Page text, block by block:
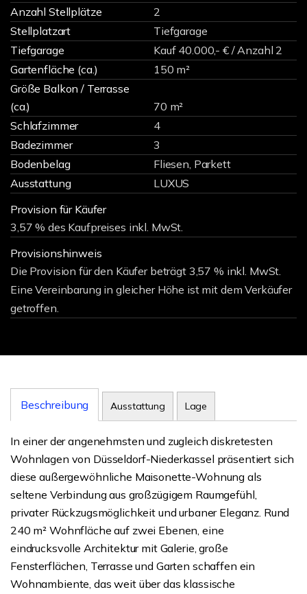
Anzahl Stellplätze
2
Stellplatzart
Tiefgarage
Tiefgarage
Kauf 40.000,- € / Anzahl 2
Gartenfläche (ca.)
150 m²
Größe Balkon / Terrasse
(ca.)
70 m²
Schlafzimmer
4
Badezimmer
3
Bodenbelag
Fliesen, Parkett
Ausstattung
LUXUS
Provision für Käufer
3,57 % des Kaufpreises inkl. MwSt.
Provisionshinweis
Die Provision für den Käufer beträgt 3,57 % inkl. MwSt.
Eine Vereinbarung in gleicher Höhe ist mit dem Verkäufer
getroffen.
Beschreibung Ausstattung Lage
In einer der angenehmsten und zugleich diskretesten
Wohnlagen von Düsseldorf-Niederkassel präsentiert sich
diese außergewöhnliche Maisonette-Wohnung als
seltene Verbindung aus großzügigem Raumgefühl,
privater Rückzugsmöglichkeit und urbaner Eleganz. Rund
240 m² Wohnfläche auf zwei Ebenen, eine
eindrucksvolle Architektur mit Galerie, große
Fensterflächen, Terrasse und Garten schaffen ein
Wohnambiente, das weit über das klassische